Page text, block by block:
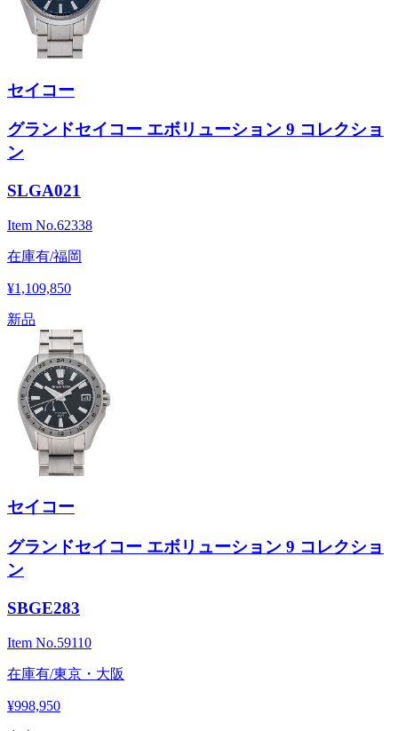
セイコー
グランドセイコー エボリューション 9 コレクショ
ン
SLGA021
Item No.62338
在庫有/福岡
¥1,109,850
新品
セイコー
グランドセイコー エボリューション 9 コレクショ
ン
SBGE283
Item No.59110
在庫有/東京・大阪
¥998,950